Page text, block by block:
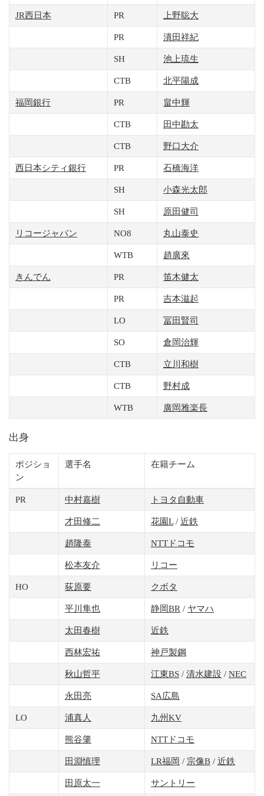
JR西日本 PR 上野聡大
PR 潰田祥紀
SH 池上琉生
CTB 北平陽成
福岡銀行 PR 畠中輝
CTB 田中勘太
CTB 野口大介
西日本シティ銀行 PR 石橋海洋
SH 小森光太郎
SH 原田健司
リコージャパン NO8 丸山泰史
WTB 趙廣來
きんでん PR 笛木健太
PR 吉本滋起
LO 冨田賢司
SO 倉岡治輝
CTB 立川和樹
CTB 野村成
WTB 廣岡雅楽長
出身
ポジショ
ン
選手名 在籍チーム
PR 中村嘉樹 トヨタ自動車
才田修二 花園L/ 近鉄
趙隆泰 NTTドコモ
松本友介 リコー
HO 荻原要 クボタ
平川隼也 静岡BR / ヤマハ
太田春樹 近鉄
西林宏祐 神戸製鋼
秋山哲平 江東BS / 清水建設 / NEC
永田亮 SA広島
LO 浦真人 九州KV
熊谷肇 NTTドコモ
田淵慎理 LR福岡 / 宗像B / 近鉄
田原太一 サントリー